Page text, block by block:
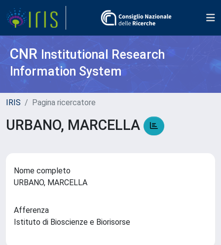
CNR Institutional Research
Information System
IRIS Pagina ricercatore
URBANO, MARCELLA
Nome completo
URBANO, MARCELLA
Afferenza
Istituto di Bioscienze e Biorisorse